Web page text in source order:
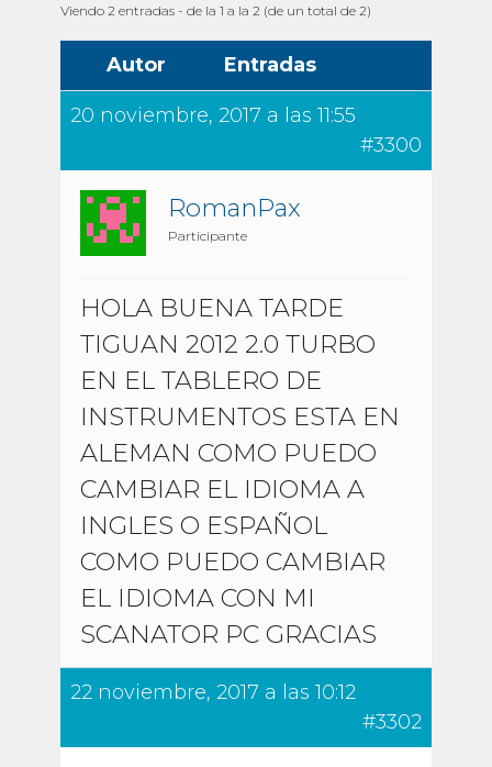
Viendo 2 entradas - de la 1 a la 2 (de un total de 2)
Autor Entradas
20 noviembre, 2017 a las 11:55
#3300
RomanPax
Participante
HOLA BUENA TARDE
TIGUAN 2012 2.0 TURBO
EN EL TABLERO DE
INSTRUMENTOS ESTA EN
ALEMAN COMO PUEDO
CAMBIAR EL IDIOMA A
INGLES O ESPAÑOL
COMO PUEDO CAMBIAR
EL IDIOMA CON MI
SCANATOR PC GRACIAS
22 noviembre, 2017 a las 10:12
#3302